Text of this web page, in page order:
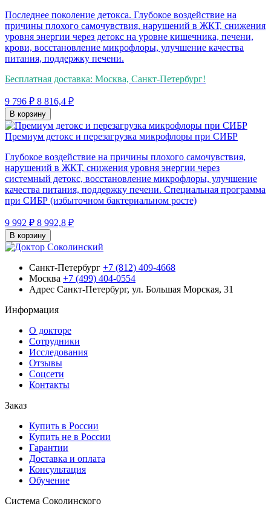
Последнее поколение детокса. Глубокое воздействие на
причины плохого самочувствия, нарушений в ЖКТ, снижения
уровня энергии через детокс на уровне кишечника, печени,
крови, восстановление микрофлоры, улучшение качества
питания, поддержку печени.
Бесплатная доставка: Москва, Санкт-Петербург!
9 796 ₽ 8 816,4 ₽
В корзину
Премиум детокс и перезагрузка микрофлоры при СИБР
Глубокое воздействие на причины плохого самочувствия,
нарушений в ЖКТ, снижения уровня энергии через
системный детокс, восстановление микрофлоры, улучшение
качества питания, поддержку печени. Специальная программа
при СИБР (избыточном бактериальном росте)
9 992 ₽ 8 992,8 ₽
В корзину
Санкт-Петербург +7 (812) 409-4668
Москва +7 (499) 404-0554
Адрес Санкт-Петербург, ул. Большая Морская, 31
Информация
О докторе
Сотрудники
Исследования
Отзывы
Соцсети
Контакты
Заказ
Купить в России
Купить не в России
Гарантии
Доставка и оплата
Консультация
Обучение
Система Соколинского